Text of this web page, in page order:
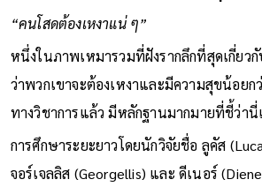
“คนโสดต้องเหงาแน่ ๆ”
หนึ่งในภาพเหมารวมที่ฝังรากลึกที่สุดเกี่ยว
ว่าพวกเขาจะต้องเหงาและมีความสุขน้อย
ทางวิชาการแล้ว มีหลักฐานมากมายที่ชี้ว่านี่
การศึกษาระยะยาวโดยนักวิจัยชื่อ ลูคัส
จอร์เจลลิส (Georgellis) และ ดีเนอร์